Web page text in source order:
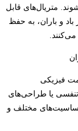
متریال‌های قابل
و باران، به حفظ
فیزیکی
تنفسی یا طراحی‌های
حساسیت‌های مختلف و